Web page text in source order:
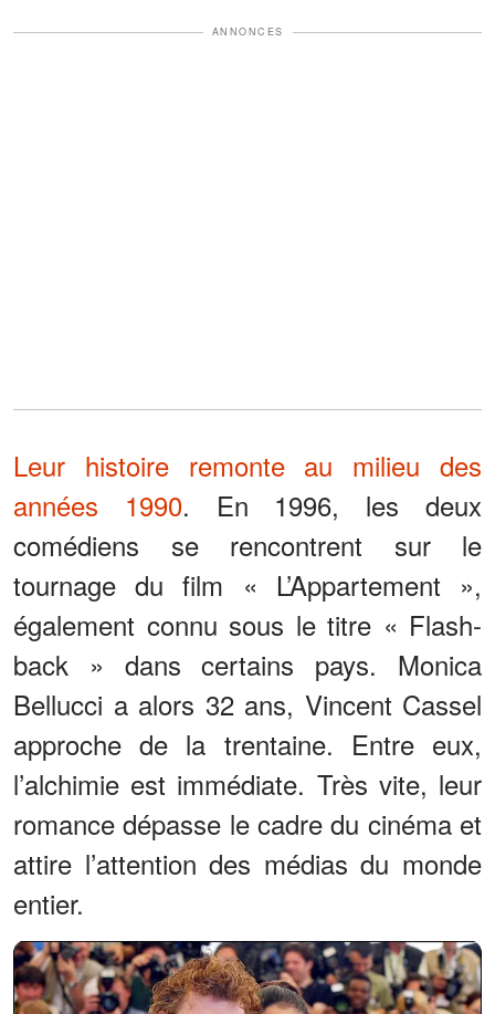
ANNONCES
Leur histoire remonte au milieu des
années 1990. En 1996, les deux
comédiens se rencontrent sur le
tournage du film « L’Appartement »,
également connu sous le titre « Flash-
back » dans certains pays. Monica
Bellucci a alors 32 ans, Vincent Cassel
approche de la trentaine. Entre eux,
l’alchimie est immédiate. Très vite, leur
romance dépasse le cadre du cinéma et
attire l’attention des médias du monde
entier.